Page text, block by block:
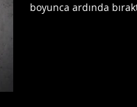
boyunca ardında